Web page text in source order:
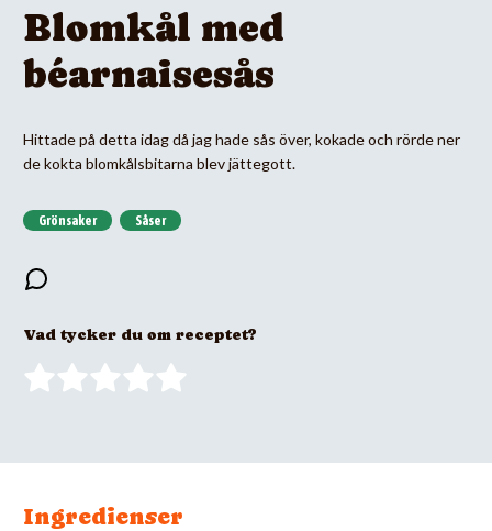
Blomkål med
béarnaisesås
Hittade på detta idag då jag hade sås över, kokade och rörde ner
de kokta blomkålsbitarna blev jättegott.
Grönsaker Såser
Vad tycker du om receptet?
Ingredienser